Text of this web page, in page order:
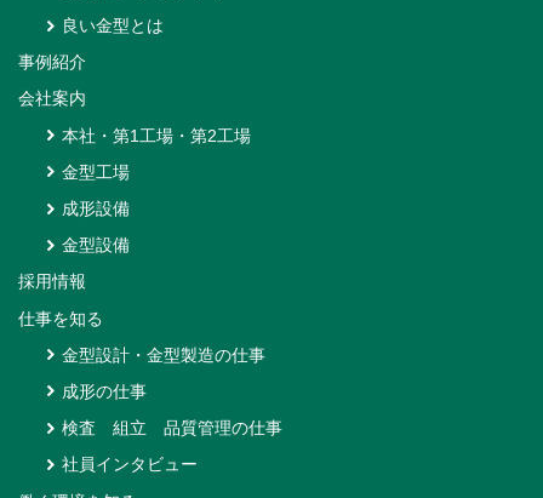
良い金型とは
事例紹介
会社案内
本社・第1工場・第2工場
金型工場
成形設備
金型設備
採用情報
仕事を知る
金型設計・金型製造の仕事
成形の仕事
検査 組立 品質管理の仕事
社員インタビュー